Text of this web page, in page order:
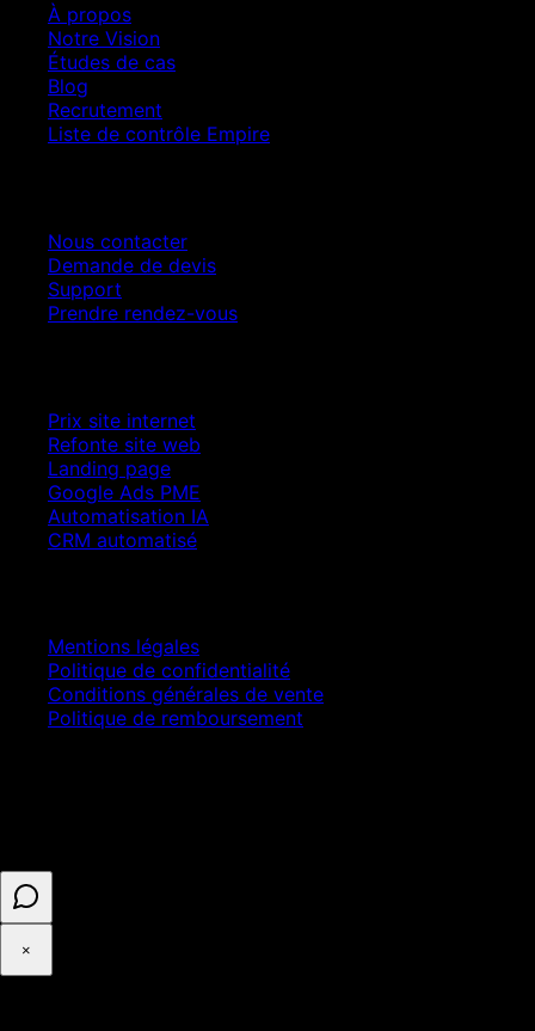
À propos
Notre Vision
Études de cas
Blog
Recrutement
Liste de contrôle Empire
Nous contacter
Demande de devis
Support
Prendre rendez-vous
Prix site internet
Refonte site web
Landing page
Google Ads PME
Automatisation IA
CRM automatisé
Mentions légales
Politique de confidentialité
Conditions générales de vente
Politique de remboursement
×